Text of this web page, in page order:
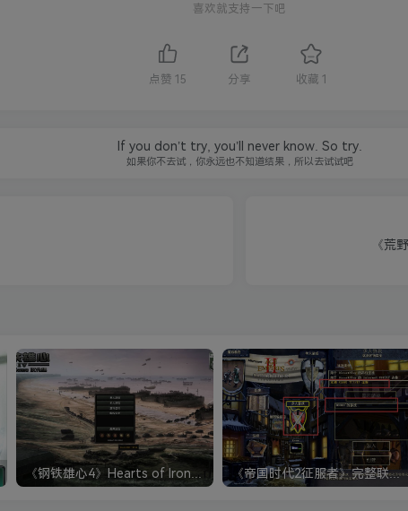
喜欢就支持一下吧
点赞 15 分享 收藏 1
If you don’t try, you’ll never know. So try.
如果你不去试，你永远也不知道结果，所以去试试吧
《荒
《帝国时代2征服者》完整联机版 支持局域网+对战平台